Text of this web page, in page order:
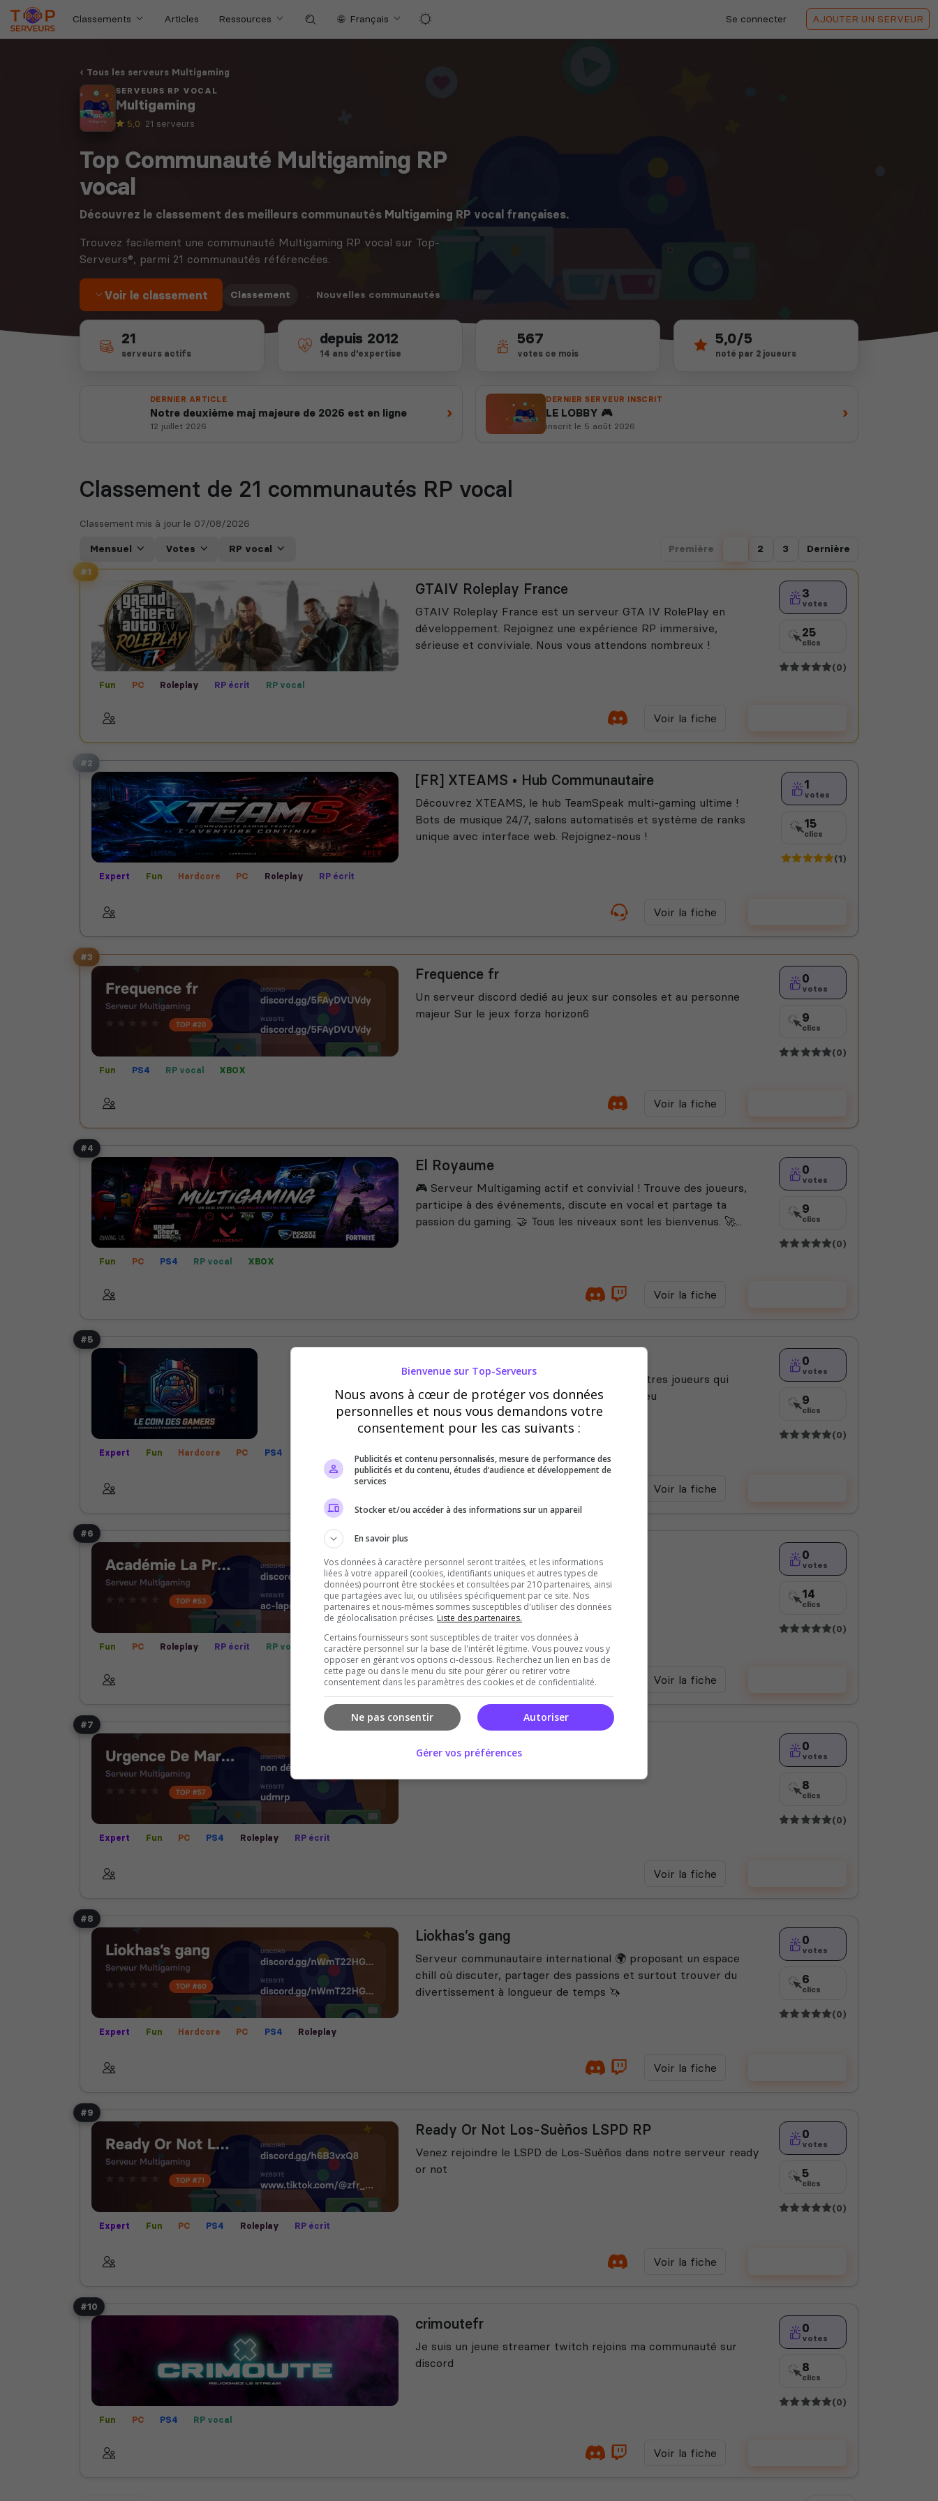
Classements Articles Ressources Français Se connecter AJOUTER UN SERVEUR
Tous les serveurs Multigaming
SERVEURS RP VOCAL
Multigaming
5,0· 21 serveurs
Top Communauté Multigaming RP
vocal
Découvrez le classement des meilleurs communautés Multigaming RP vocal françaises.
Trouvez facilement une communauté Multigaming RP vocal sur Top-
Serveurs®, parmi 21 communautés référencées.
Voir le classement Classement · Nouvelles communautés
21
serveurs actifs
depuis 2012
14 ans d'expertise
567
votes ce mois
5,0/5
noté par 2 joueurs
DERNIER ARTICLE
Notre deuxième maj majeure de 2026 est en ligne
12 juillet 2026
›
DERNIER SERVEUR INSCRIT
LE LOBBY 🎮
inscrit le 5 août 2026
›
Classement de 21 communautés RP vocal
Classement mis à jour le 07/08/2026
Mensuel Votes RP vocal Première 2 3 Dernière
#1
Fun PC Roleplay RP écrit RP vocal
GTAIV Roleplay France
GTAIV Roleplay France est un serveur GTA IV RolePlay en
développement. Rejoignez une expérience RP immersive,
sérieuse et conviviale. Nous vous attendons nombreux !
3
votes
25
clics
(0)
Voir la fiche
#2
Expert Fun Hardcore PC Roleplay
RP écrit
[FR] XTEAMS • Hub Communautaire
Découvrez XTEAMS, le hub TeamSpeak multi-gaming ultime !
Bots de musique 24/7, salons automatisés et système de ranks
unique avec interface web. Rejoignez-nous !
1
votes
15
clics
(1)
Voir la fiche
#3
Fun PS4 RP vocal XBOX
Frequence fr
Un serveur discord dedié au jeux sur consoles et au personne
majeur Sur le jeux forza horizon6
0
votes
9
clics
(0)
Voir la fiche
#4
Fun PC PS4 RP vocal XBOX
El Royaume
🎮 Serveur Multigaming actif et convivial ! Trouve des joueurs,
participe à des événements, discute en vocal et partage ta
passion du gaming. 🤝 Tous les niveaux sont les bienvenus. 🚀...
0
votes
9
clics
(0)
Voir la fiche
#5
Expert Fun Hardcore PC PS4
Veuillez nous rejoindre pour rencontrer d'autres joueurs qui
jouent au même jeu que vous, n'importe le jeu
0
votes
9
clics
(0)
Voir la fiche
#6
Fun PC Roleplay RP écrit RP vocal
cvf
0
votes
14
clics
(0)
Voir la fiche
#7
Expert Fun PC PS4 Roleplay
RP écrit
0
votes
8
clics
(0)
Voir la fiche
#8
Expert Fun Hardcore PC PS4
Roleplay
Liokhas’s gang
Serveur communautaire international 🌍 proposant un espace
chill où discuter, partager des passions et surtout trouver du
divertissement à longueur de temps 🦄
0
votes
6
clics
(0)
Voir la fiche
#9
Expert Fun PC PS4 Roleplay
RP écrit
Ready Or Not Los-Suèños LSPD RP
Venez rejoindre le LSPD de Los-Suèños dans notre serveur ready
or not
0
votes
5
clics
(0)
Voir la fiche
#10
Fun PC PS4 RP vocal
crimoutefr
Je suis un jeune streamer twitch rejoins ma communauté sur
discord
0
votes
8
clics
(0)
Voir la fiche
Bienvenue sur Top-Serveurs
Nous avons à cœur de protéger vos données
personnelles et nous vous demandons votre
consentement pour les cas suivants :
Publicités et contenu personnalisés, mesure de performance des
publicités et du contenu, études d’audience et développement de
services
Stocker et/ou accéder à des informations sur un appareil
En savoir plus
Vos données à caractère personnel seront traitées, et les informations
liées à votre appareil (cookies, identifiants uniques et autres types de
données) pourront être stockées et consultées par 210 partenaires, ainsi
que partagées avec lui, ou utilisées spécifiquement par ce site. Nos
partenaires et nous-mêmes sommes susceptibles d'utiliser des données
de géolocalisation précises. Liste des partenaires.
Certains fournisseurs sont susceptibles de traiter vos données à
caractère personnel sur la base de l'intérêt légitime. Vous pouvez vous y
opposer en gérant vos options ci-dessous. Recherchez un lien en bas de
cette page ou dans le menu du site pour gérer ou retirer votre
consentement dans les paramètres des cookies et de confidentialité.
Autoriser
Ne pas consentir
Gérer vos préférences